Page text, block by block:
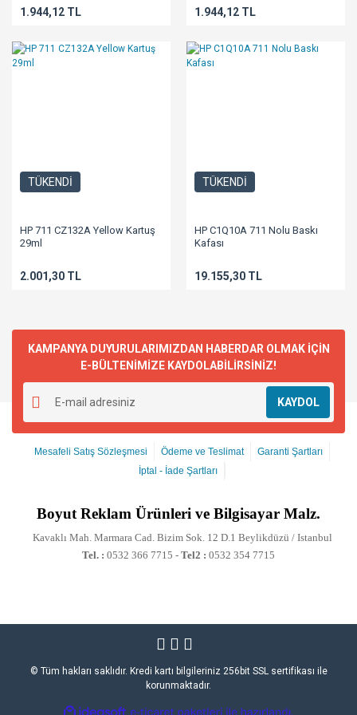
1.944,12 TL 1.944,12 TL
TÜKENDİ
HP 711 CZ132A Yellow Kartuş
29ml
2.001,30 TL
TÜKENDİ
HP C1Q10A 711 Nolu Baskı
Kafası
19.155,30 TL
KAMPANYA DUYURULARIMIZDAN HABERDAR OLMAK İÇİN
E-BÜLTENİMİZE KAYDOLABİLİRSİNİZ!
KAYDOL
Mesafeli Satış Sözleşmesi Ödeme ve Teslimat
Garanti Şartları
İptal - İade Şartları
Boyut Reklam Ürünleri ve Bilgisayar Malz.
Kavaklı Mah. Marmara Cad. Bizim Sok. 12 D.1 Beylikdüzü / Istanbul
Tel. : 0532 366 7715 - Tel2 : 0532 354 7715
© Tüm hakları saklıdır. Kredi kartı bilgileriniz 256bit SSL sertifikası ile
korunmaktadır.
ideasoft e-